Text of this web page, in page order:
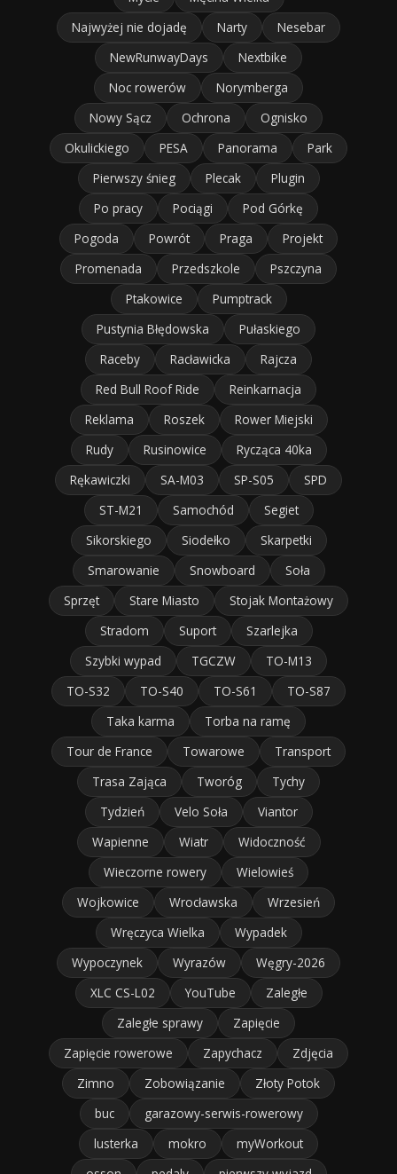
Najwyżej nie dojadę
Narty
Nesebar
NewRunwayDays
Nextbike
Noc rowerów
Norymberga
Nowy Sącz
Ochrona
Ognisko
Okulickiego
PESA Panorama
Park
Pierwszy śnieg
Plecak
Plugin
Po pracy
Pociągi
Pod Górkę
Pogoda
Powrót Praga
Projekt
Promenada
Przedszkole
Pszczyna
Ptakowice
Pumptrack
Pustynia Błędowska
Pułaskiego
Raceby
Racławicka
Rajcza
Red Bull Roof Ride
Reinkarnacja
Reklama
Roszek
Rower Miejski
Rudy
Rusinowice
Rycząca 40ka
Rękawiczki
SA-M03 SP-S05
SPD
ST-M21
Samochód
Segiet
Sikorskiego
Siodełko
Skarpetki
Smarowanie
Snowboard
Soła
Sprzęt
Stare Miasto
Stojak Montażowy
Stradom
Suport
Szarlejka
Szybki wypad
TGCZW
TO-M13
TO-S32
TO-S40 TO-S61
TO-S87
Taka karma
Torba na ramę
Tour de France
Towarowe
Transport
Trasa Zająca
Tworóg
Tychy
Tydzień
Velo Soła
Viantor
Wapienne
Wiatr
Widoczność
Wieczorne rowery
Wielowieś
Wojkowice
Wrocławska
Wrzesień
Wręczyca Wielka
Wypadek
Wypoczynek
Wyrazów
Węgry-2026
XLC CS-L02
YouTube
Zaległe
Zaległe sprawy
Zapięcie
Zapięcie rowerowe
Zapychacz
Zdjęcia
Zimno
Zobowiązanie
Złoty Potok
buc
garazowy-serwis-rowerowy
lusterka
mokro
myWorkout